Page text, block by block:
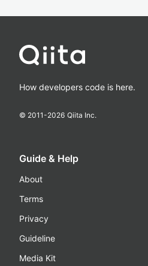
How developers code is here.
© 2011-2026 Qiita Inc.
Guide & Help
About
Terms
Privacy
Guideline
Media Kit